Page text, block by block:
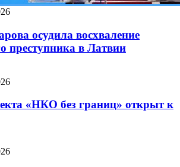
осудила восхваление
преступника в Латвии
«НКО без границ» открыт к